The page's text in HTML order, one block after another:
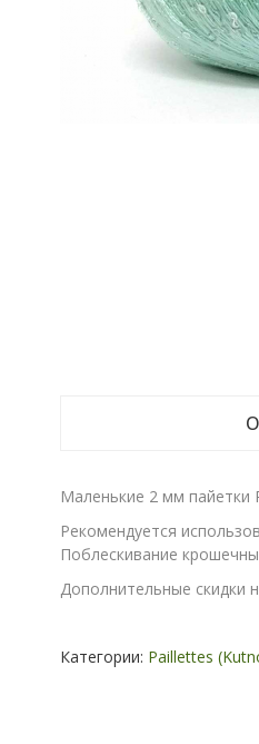
Маленькие 2 мм пайетки
Рекомендуется
Поблескивание
Дополнительные скидки
Категории: Paillettes